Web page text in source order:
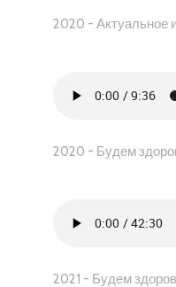
2020 - Актуальное
2020 - Будем
2021 - Будем